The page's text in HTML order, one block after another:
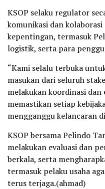
KSOP selaku regulator
komunikasi dan
kepentingan, termasuk
logistik, serta para
“Kami selalu terbuka
masukan dari seluruh
melakukan koordinasi dan
memastikan setiap
mengganggu kelancaran
KSOP bersama Pelindo
melakukan evaluasi dan
berkala, serta
termasuk pelaku usaha
terus terjaga.(ahmad)